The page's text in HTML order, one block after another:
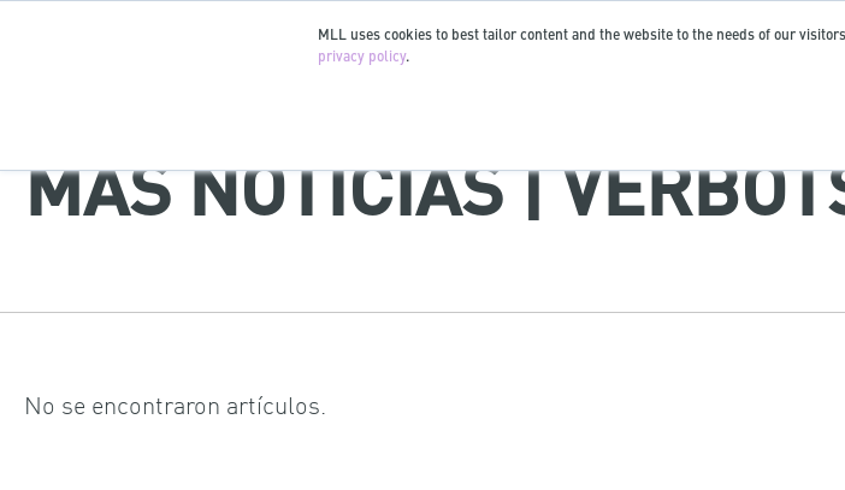
MLL uses cookies to best tailor content and the website to the needs of our
privacy policy.
MÁS NOTICIAS |
No se encontraron artículos.